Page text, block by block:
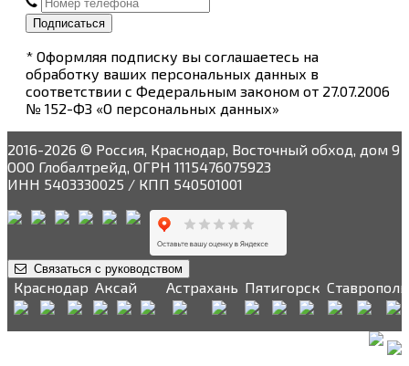
Подписаться
* Оформляя подписку вы соглашаетесь на
обработку ваших персональных данных в
соответствии с Федеральным законом от 27.07.2006
№ 152-ФЗ «О персональных данных»
2016-2026 © Россия, Краснодар, Восточный обход, дом 9
ООО Глобалтрейд, ОГРН 1115476075923
ИНН 5403330025 / КПП 540501001
Связаться с руководством
Краснодар Аксай Астрахань Пятигорск Ставрополь